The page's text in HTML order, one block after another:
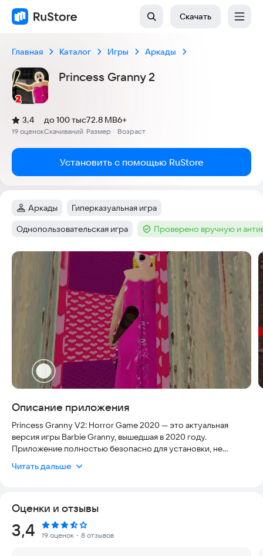
Скачать
Главная Каталог Игры Аркады
Princess Granny 2
Рейтинг:
3,4
(
19 оценок
)
Скачиваний
до 100 тыс
Размер
72.8 MB
Возраст
6+
Установить с помощью RuStore
Категория:
Аркады Тег:
Гиперказуальная игра
Тег:
Однопользовательская игра Тег :Проверено вручную и
Скриншоты
Описание приложения
Princess Granny V2: Horror Game 2020 — это актуальная
версия игры Barbie Granny, вышедшая в 2020 году.
Приложение полностью безопасно для установки, не
современных устройствах. Графика выполнена в высоком
максимально погружающим.
Вам предстоит найти путь к выходу из дома бабушки
принцессы Барби. Для этого необходимо использовать все
Читать дальше
Оценки и отзывы
Рейтинг:
3,4 19 оценок ・8 отзывов